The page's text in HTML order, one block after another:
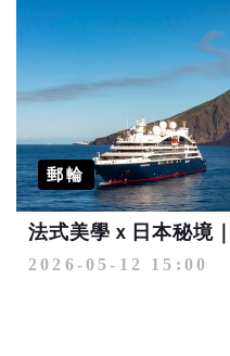
郵輪
2026-05-12 15:00